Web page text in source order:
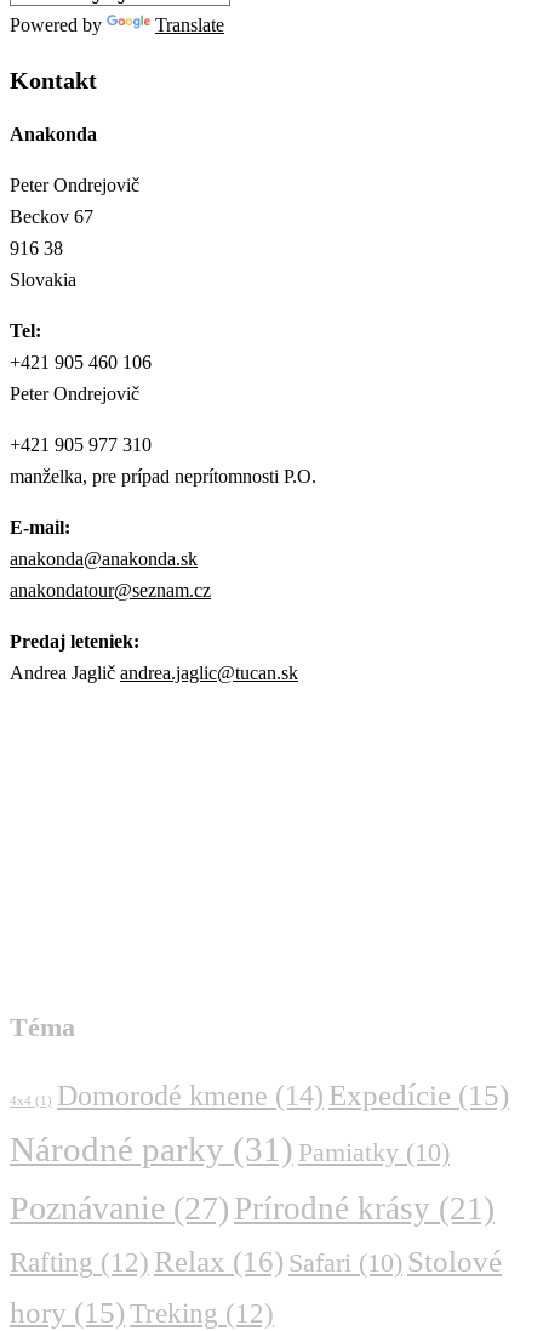
Powered by Translate
Kontakt
Anakonda
Peter Ondrejovič
Beckov 67
916 38
Slovakia
Tel:
+421 905 460 106
Peter Ondrejovič
+421 905 977 310
manželka, pre prípad neprítomnosti P.O.
E-mail:
anakonda@anakonda.sk
anakondatour@seznam.cz
Predaj leteniek:
Andrea Jaglič andrea.jaglic@tucan.sk
Téma
4x4 (1) Domorodé kmene (14) Expedície (15)
Národné parky (31) Pamiatky (10)
Poznávanie (27) Prírodné krásy (21)
Rafting (12) Relax (16) Safari (10) Stolové
hory (15)Treking (12)